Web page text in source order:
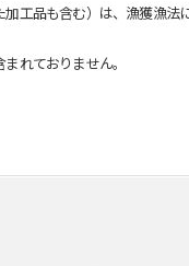
品も含む）は、漁獲漁
れておりません。